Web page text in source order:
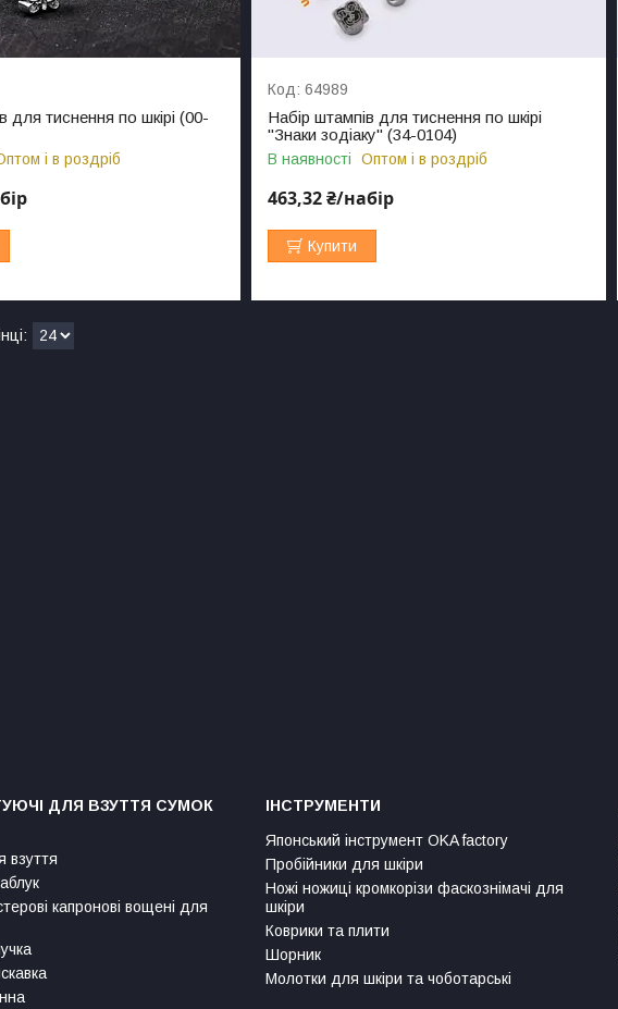
для тиснення по шкірі (00-
і в роздріб
64989
Набір штампів для тиснення по шкірі
"Знаки зодіаку" (34-0104)
В наявності Оптом і в роздріб
463,32 ₴/набір
Купити
ДЛЯ ВЗУТТЯ СУМОК
взуття
капронові вощені для
ІНСТРУМЕНТИ
Японський інструмент OKA factory
Пробійники для шкіри
Ножі ножиці кромкорізи фаскознімачі для
шкіри
Коврики та плити
Шорник
Молотки для шкіри та чоботарські